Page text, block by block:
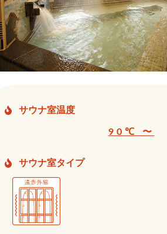
サウナ室温度
90℃ 〜
サウナ室タイプ